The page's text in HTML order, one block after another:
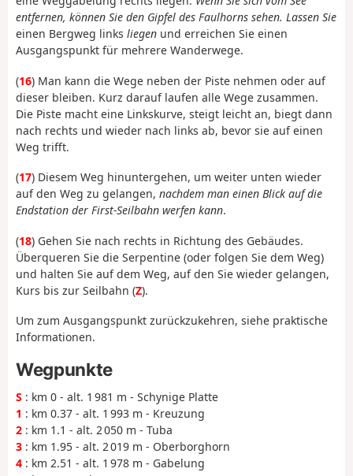
entfernen, können Sie den Gipfel des Faulhorns sehen. Lassen Sie
einen Bergweg links liegen und erreichen Sie einen
Ausgangspunkt für mehrere Wanderwege.
(16) Man kann die Wege neben der Piste nehmen oder auf
dieser bleiben. Kurz darauf laufen alle Wege zusammen.
Die Piste macht eine Linkskurve, steigt leicht an, biegt dann
nach rechts und wieder nach links ab, bevor sie auf einen
Weg trifft.
(17) Diesem Weg hinuntergehen, um weiter unten wieder
auf den Weg zu gelangen, nachdem man einen Blick auf die
Endstation der First-Seilbahn werfen kann.
(18) Gehen Sie nach rechts in Richtung des Gebäudes.
Überqueren Sie die Serpentine (oder folgen Sie dem Weg)
und halten Sie auf dem Weg, auf den Sie wieder gelangen,
Kurs bis zur Seilbahn (Z).
Um zum Ausgangspunkt zurückzukehren, siehe praktische
Informationen.
Wegpunkte
S : km 0 - alt. 1 981 m - Schynige Platte
1 : km 0.37 - alt. 1 993 m - Kreuzung
2 : km 1.1 - alt. 2 050 m - Tuba
3 : km 1.95 - alt. 2 019 m - Oberborghorn
4 : km 2.51 - alt. 1 978 m - Gabelung